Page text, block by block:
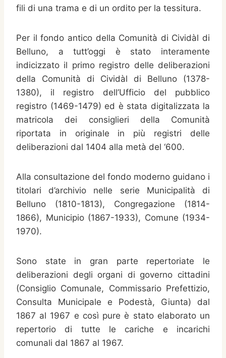
fili di una trama e di un ordito per la tessitura.
Per il fondo antico della Comunità di Cividàl di
Belluno, a tutt’oggi è stato interamente
indicizzato il primo registro delle deliberazioni
della Comunità di Cividàl di Belluno (1378-
1380), il registro dell’Ufficio del pubblico
registro (1469-1479) ed è stata digitalizzata la
matricola dei consiglieri della Comunità
riportata in originale in più registri delle
deliberazioni dal 1404 alla metà del ‘600.
Alla consultazione del fondo moderno guidano i
titolari d’archivio nelle serie Municipalità di
Belluno (1810-1813), Congregazione (1814-
1866), Municipio (1867-1933), Comune (1934-
1970).
Sono state in gran parte repertoriate le
deliberazioni degli organi di governo cittadini
(Consiglio Comunale, Commissario Prefettizio,
Consulta Municipale e Podestà, Giunta) dal
1867 al 1967 e così pure è stato elaborato un
repertorio di tutte le cariche e incarichi
comunali dal 1867 al 1967.